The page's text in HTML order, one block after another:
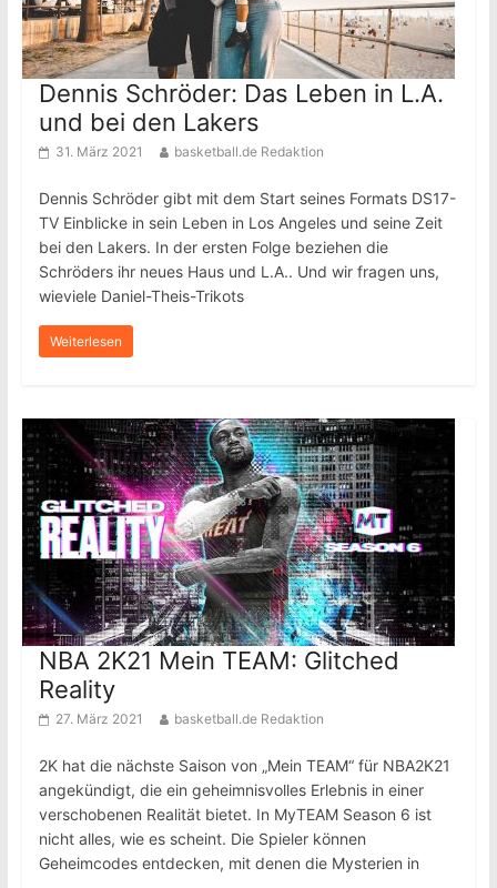
Dennis Schröder: Das Leben in L.A.
und bei den Lakers
31. März 2021 basketball.de Redaktion
Dennis Schröder gibt mit dem Start seines Formats DS17-
TV Einblicke in sein Leben in Los Angeles und seine Zeit
bei den Lakers. In der ersten Folge beziehen die
Schröders ihr neues Haus und L.A.. Und wir fragen uns,
wieviele Daniel-Theis-Trikots
Weiterlesen
NBA 2K21 Mein TEAM: Glitched
Reality
27. März 2021 basketball.de Redaktion
2K hat die nächste Saison von „Mein TEAM“ für NBA2K21
angekündigt, die ein geheimnisvolles Erlebnis in einer
verschobenen Realität bietet. In MyTEAM Season 6 ist
nicht alles, wie es scheint. Die Spieler können
Geheimcodes entdecken, mit denen die Mysterien in